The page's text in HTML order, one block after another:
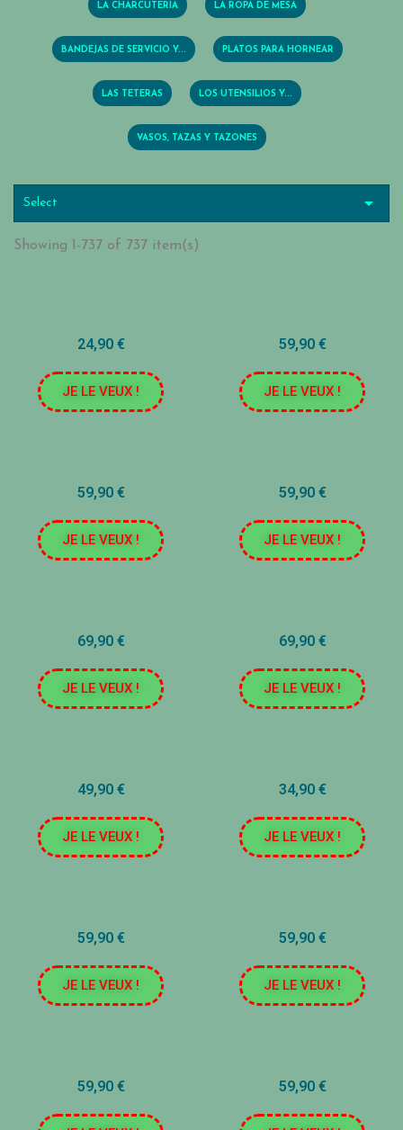
LA CHARCUTERÍA LA ROPA DE MESA
BANDEJAS DE SERVICIO Y... PLATOS PARA HORNEAR
LAS TETERAS LOS UTENSILIOS Y...
VASOS, TAZAS Y TAZONES
Select 
Showing 1-737 of 737 item(s)
24,90 €
JE LE VEUX !
59,90 €
JE LE VEUX !
59,90 €
JE LE VEUX !
59,90 €
JE LE VEUX !
69,90 €
JE LE VEUX !
69,90 €
JE LE VEUX !
49,90 €
JE LE VEUX !
34,90 €
JE LE VEUX !
59,90 €
JE LE VEUX !
59,90 €
JE LE VEUX !
59,90 € 59,90 €